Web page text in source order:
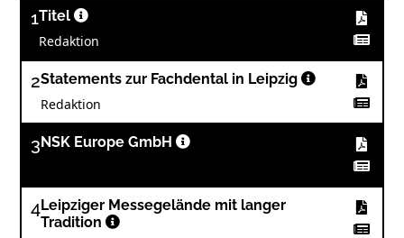
1Titel
Redaktion
2Statements zur Fachdental in Leipzig
Redaktion
3 NSK Europe GmbH
4Leipziger Messegelände mit langer
Tradition